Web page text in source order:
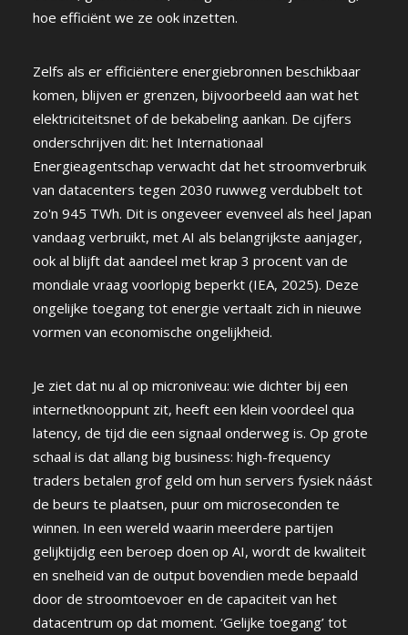
hoe efficiënt we ze ook inzetten.
Zelfs als er efficiëntere energiebronnen beschikbaar
komen, blijven er grenzen, bijvoorbeeld aan wat het
elektriciteitsnet of de bekabeling aankan. De cijfers
onderschrijven dit: het Internationaal
Energieagentschap verwacht dat het stroomverbruik
van datacenters tegen 2030 ruwweg verdubbelt tot
zo'n 945 TWh. Dit is ongeveer evenveel als heel Japan
vandaag verbruikt, met AI als belangrijkste aanjager,
ook al blijft dat aandeel met krap 3 procent van de
mondiale vraag voorlopig beperkt (IEA, 2025). Deze
ongelijke toegang tot energie vertaalt zich in nieuwe
vormen van economische ongelijkheid.
Je ziet dat nu al op microniveau: wie dichter bij een
internetknooppunt zit, heeft een klein voordeel qua
latency, de tijd die een signaal onderweg is. Op grote
schaal is dat allang big business: high-frequency
traders betalen grof geld om hun servers fysiek náást
de beurs te plaatsen, puur om microseconden te
winnen. In een wereld waarin meerdere partijen
gelijktijdig een beroep doen op AI, wordt de kwaliteit
en snelheid van de output bovendien mede bepaald
door de stroomtoevoer en de capaciteit van het
datacentrum op dat moment. ‘Gelijke toegang’ tot